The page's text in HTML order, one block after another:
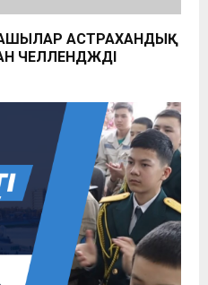
АСТРАХАНДЫҚ
ЧЕЛЛЕНДЖДІ